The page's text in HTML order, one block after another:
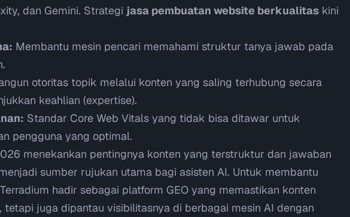
dan Gemini. Strategi jasa pembuatan website berkualitas kini
Membantu mesin pencari memahami struktur tanya jawab pada
otoritas topik melalui konten yang saling terhubung secara
keahlian (expertise).
Standar Core Web Vitals yang tidak bisa ditawar untuk
pengguna yang optimal.
menekankan pentingnya konten yang terstruktur dan jawaban
sumber rujukan utama bagi asisten AI. Untuk membantu
Terradium hadir sebagai platform GEO yang memastikan konten
juga dipantau visibilitasnya di berbagai mesin AI dengan